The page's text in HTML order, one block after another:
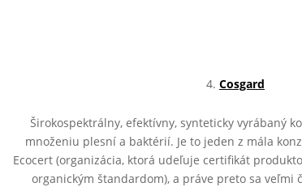
Cosgard
Širokospektrálny, efektívny, synteticky vyrábaný
množeniu plesní a baktérií. Je to jeden z mála
Ecocert (organizácia, ktorá udeľuje certifikát
organickým štandardom), a práve preto sa veľmi